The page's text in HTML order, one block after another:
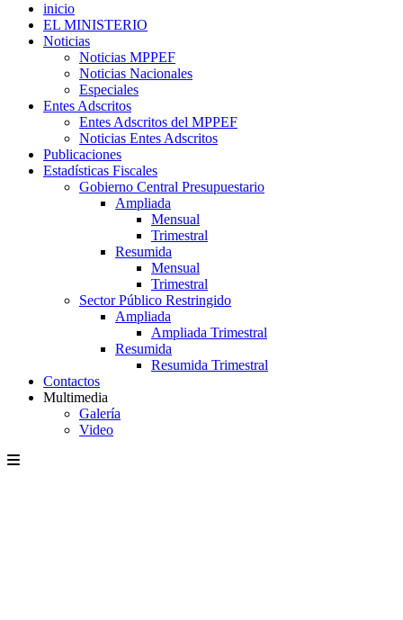
inicio
EL MINISTERIO
Noticias
Noticias MPPEF
Noticias Nacionales
Especiales
Entes Adscritos
Entes Adscritos del MPPEF
Noticias Entes Adscritos
Publicaciones
Estadísticas Fiscales
Gobierno Central Presupuestario
Ampliada
Mensual
Trimestral
Resumida
Mensual
Trimestral
Sector Público Restringido
Ampliada
Ampliada Trimestral
Resumida
Resumida Trimestral
Contactos
Multimedia
Galería
Video